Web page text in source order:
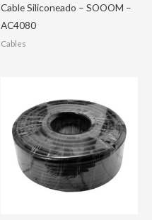
Cable Siliconeado – SOOOM –
AC4080
Cables